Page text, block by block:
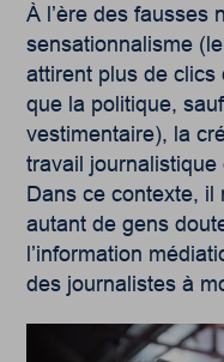
À l’ère des fausses
sensationnalisme
attirent plus de
que la politique,
vestimentaire), la
travail
Dans ce contexte, il
autant de gens
l’information
des journalistes à